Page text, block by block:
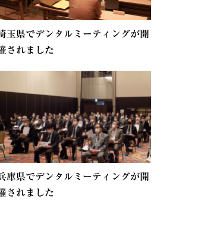
玉県でデンタルミーティングが開
されました
庫県でデンタルミーティングが開
されました